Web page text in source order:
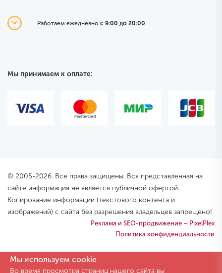
Работаем ежедневно с 9:00 до 20:00
Мы принимаем к оплате:
© 2005-2026. Все права защищены. Вся представленная на
сайте информация не является публичной офертой.
Копирование информации (текстового контента и
изображений) с сайта без разрешения владельцев запрещено!
Реклама и SEO-продвижение – PixelPlex
Политика конфиденциальности
Мы используем cookie
Во время просмотра страниц нашего сайта вы